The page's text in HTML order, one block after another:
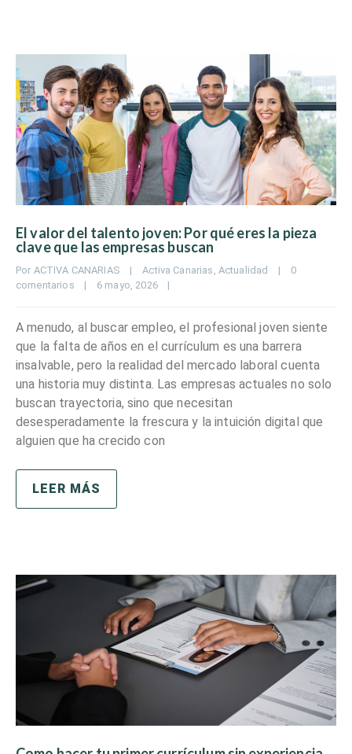
El valor del talento joven: Por qué eres la pieza
clave que las empresas buscan
Por ACTIVA CANARIAS | Activa Canarias Actualidad |
0
comentarios
| 6 mayo, 2026 |
A menudo, al buscar empleo, el profesional joven siente
que la falta de años en el currículum es una barrera
insalvable, pero la realidad del mercado laboral cuenta
una historia muy distinta. Las empresas actuales no solo
buscan trayectoria, sino que necesitan
desesperadamente la frescura y la intuición digital que
alguien que ha crecido con
LEER MÁS